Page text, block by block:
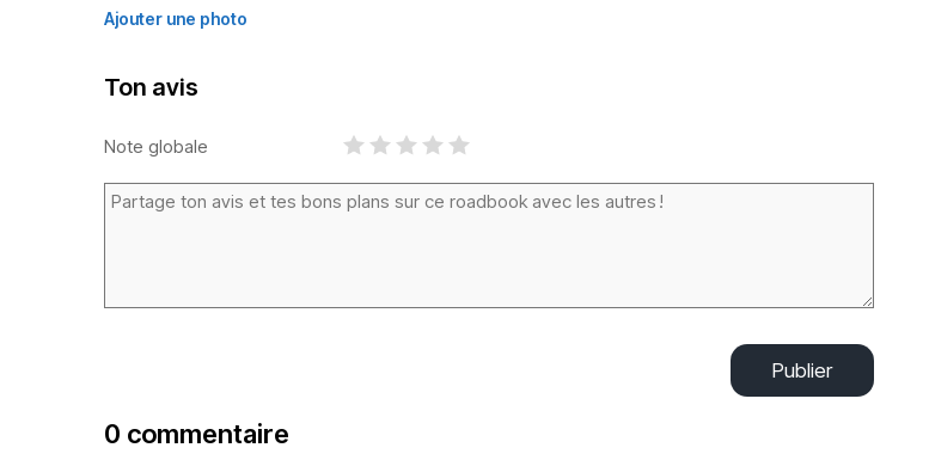
Ajouter une photo
Ton avis
Note globale
Publier
0 commentaire